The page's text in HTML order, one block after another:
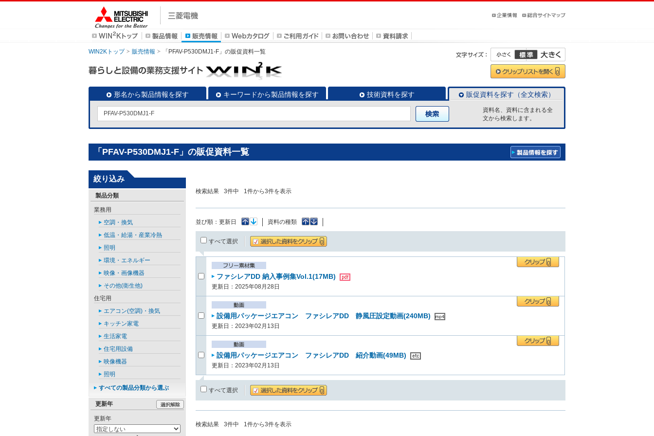
WIN2Kトップ 販売情報 「PFAV-P530DMJ1-F」の販促資料一覧
形名から製品情報を探す キーワードから製品情報を探す 技術資料を探す 販促資料を探す（全文検索）
資料名、資料に含まれる全
文から検索します。
「PFAV-P530DMJ1-F」の販促資料一覧
検索結果 3件中 1件から3件を表示
並び順： 更新日 資料の種類
すべて選択
ファシレアDD 納入事例集Vol.1(17MB)
更新日：2025年08月28日
設備用パッケージエアコン ファシレアDD 静風圧設定動画(240MB)
更新日：2023年02月13日
設備用パッケージエアコン ファシレアDD 紹介動画(49MB)
更新日：2023年02月13日
すべて選択
検索結果 3件中 1件から3件を表示
絞り込み
製品分類
業務用
空調・換気
低温・給湯・産業冷熱
照明
環境・エネルギー
映像・画像機器
その他(衛生他)
住宅用
エアコン(空調)・換気
キッチン家電
生活家電
住宅用設備
映像機器
照明
すべての製品分類から選ぶ
更新年
更新年